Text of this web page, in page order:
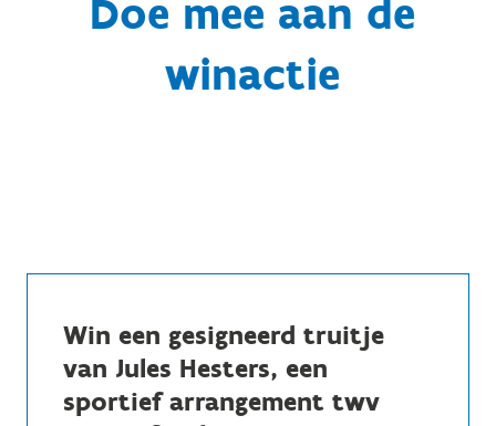
Doe mee aan de
winactie
Win een gesigneerd truitje
van Jules Hesters, een
sportief arrangement twv